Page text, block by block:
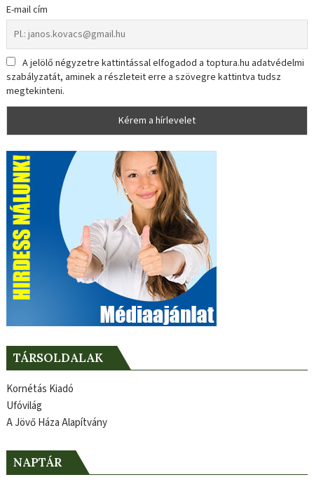
E-mail cím
A jelölő négyzetre kattintással elfogadod a toptura.hu adatvédelmi
szabályzatát, aminek a részleteit erre a szövegre kattintva tudsz
megtekinteni.
TÁRSOLDALAK
Kornétás Kiadó
Ufóvilág
A Jövő Háza Alapítvány
NAPTÁR